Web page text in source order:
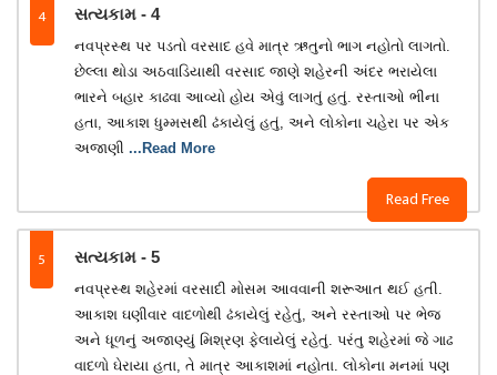
4 સત્યકામ - 4
Read Free
નવપ્રસ્થ પર પડતો વરસાદ હવે માત્ર ઋતુનો ભાગ નહોતો લાગતો.
છેલ્લા થોડા અઠવાડિયાથી વરસાદ જાણે શહેરની અંદર ભરાયેલા
ભારને બહાર કાઢવા આવ્યો હોય એવું લાગતું હતું. રસ્તાઓ ભીના
હતા, આકાશ ધુમ્મસથી ઢંકાયેલું હતું, અને લોકોના ચહેરા પર એક
અજાણી ...Read More
5 સત્યકામ - 5
નવપ્રસ્થ શહેરમાં વરસાદી મોસમ આવવાની શરૂઆત થઈ હતી.
આકાશ ઘણીવાર વાદળોથી ઢંકાયેલું રહેતું, અને રસ્તાઓ પર ભેજ
અને ધૂળનું અજાણ્યું મિશ્રણ ફેલાયેલું રહેતું. પરંતુ શહેરમાં જે ગાઢ
વાદળો ઘેરાયા હતા, તે માત્ર આકાશમાં નહોતા. લોકોના મનમાં પણ